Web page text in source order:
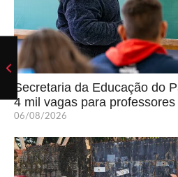
Secretaria da Educação do
4 mil vagas para
06/08/2026